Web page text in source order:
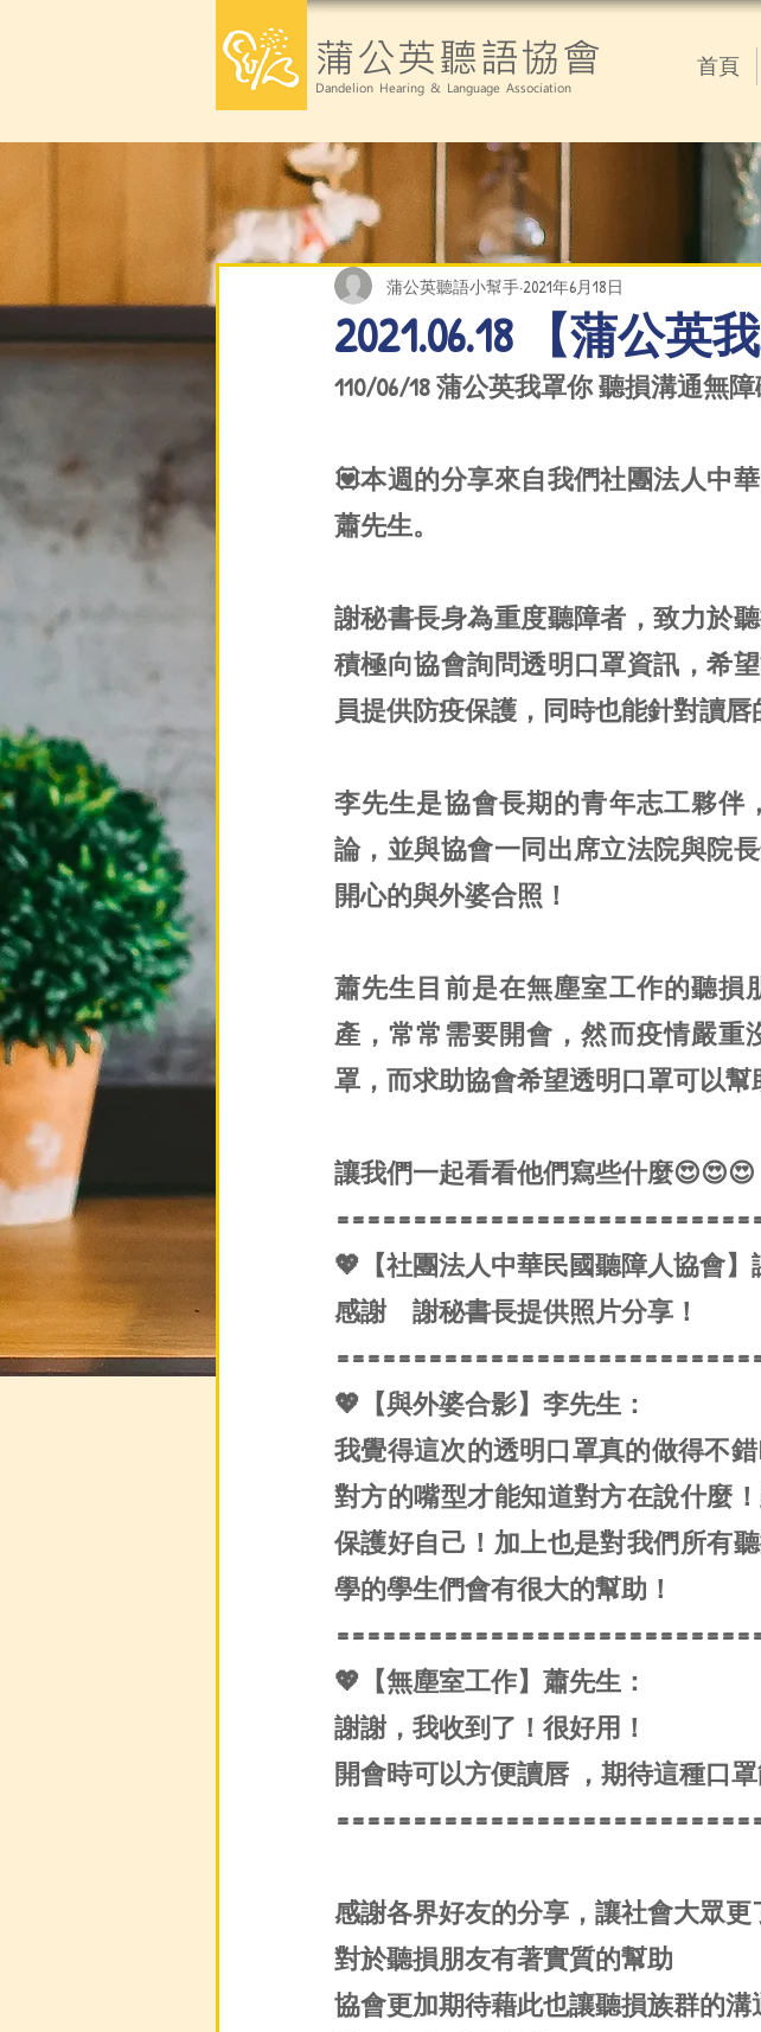
蒲公英聽語協會
Dandelion Hearing & Language Association
首頁
2021.06.18 【蒲公英
蒲公英聽語小幫手 2021年6月18日
110/06/18 蒲公英我罩你 聽損溝通無
💟本週的分享來自我們社團法人中
蕭先生。
謝秘書長身為重度聽障者，致力於
積極向協會詢問透明口罩資訊，希
員提供防疫保護，同時也能針對讀唇
李先生是協會長期的青年志工夥
論，並與協會一同出席立法院與院
開心的與外婆合照！
蕭先生目前是在無塵室工作的聽
產，常常需要開會，然而疫情嚴重
罩，而求助協會希望透明口罩可以幫
讓我們一起看看他們寫些什麼😍😍😍
💖【社團法人中華民國聽障人協會】
感謝　謝秘書長提供照片分享！
💖【與外婆合影】李先生：
我覺得這次的透明口罩真的做得不
對方的嘴型才能知道對方在說什麼
保護好自己！加上也是對我們所有
學的學生們會有很大的幫助！
💖【無塵室工作】蕭先生：
謝謝，我收到了！很好用！
開會時可以方便讀唇 ，期待這種口
感謝各界好友的分享，讓社會大眾
對於聽損朋友有著實質的幫助
協會更加期待藉此也讓聽損族群的溝